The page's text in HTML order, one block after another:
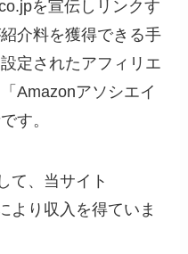
を宣伝しリンクす
介料を獲得できる手
定されたアフィリエ
Amazonアソシエイ
す。
て、当サイト
より収入を得ていま